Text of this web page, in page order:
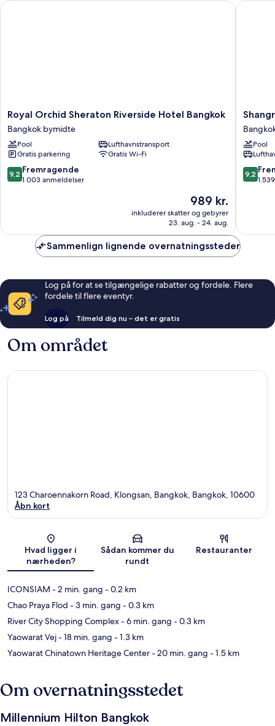
-
Royal
Orchid
Sheraton
Riverside
Hotel
Bangkok
Bangkok
Royal Orchid Sheraton Riverside Hotel Bangkok
Bangkok bymidte
Pool
Lufthavnstransport
Gratis parkering
Gratis Wi-Fi
9.2
ud
anmeldelser
9,2 Fremragende
1.003 anmeldelser
Prisen
er
989 kr.
989 kr.
inkluderer skatter og gebyrer
23. aug. - 24. aug.
Royal Orchid Sheraton Riverside Hotel Bangkok
Shangri-
La
bymidte
Pool
9.2
ud
9,2
Sammenlign lignende overnatningssteder
Log på for at se tilgængelige rabatter og fordele. Flere
fordele til flere eventyr.
Log på Tilmeld dig nu – det er gratis
Om området
Kort
123 Charoennakorn Road, Klongsan, Bangkok, Bangkok, 10600
Åbn kort
Hvad ligger i
nærheden?
Sådan kommer du
rundt
Restauranter
ICONSIAM - 2 min. gang - 0.2 km
Chao Praya Flod - 3 min. gang - 0.3 km
River City Shopping Complex- 6 min. gang - 0.3 km
Yaowarat Vej- 18 min. gang - 1.3 km
Yaowarat Chinatown Heritage Center- 20 min. gang - 1.5 km
Om overnatningsstedet
Millennium Hilton Bangkok